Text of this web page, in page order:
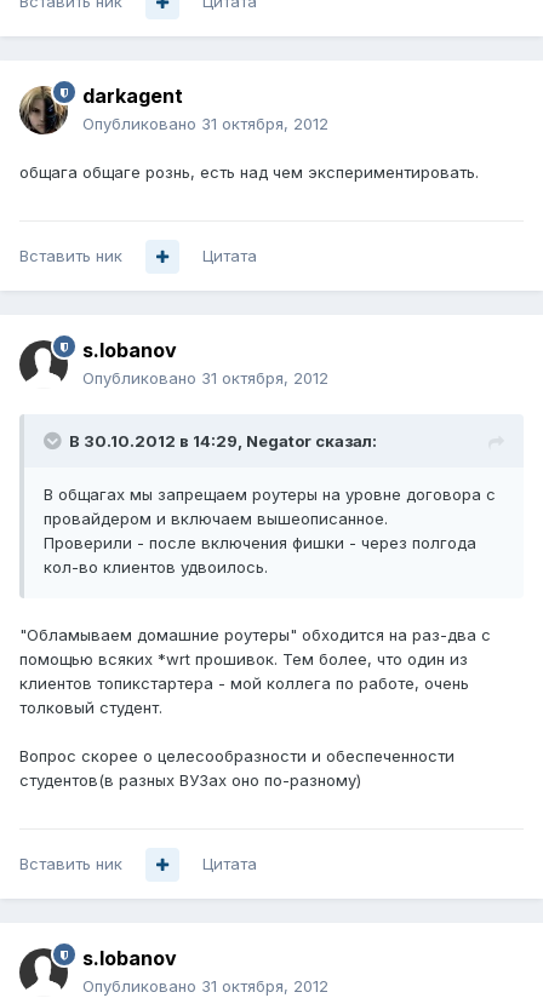
darkagent
Опубликовано 31 октября, 2012
общага общаге рознь, есть над чем экспериментировать.
Вставить ник Цитата
s.lobanov
Опубликовано 31 октября, 2012
В 30.10.2012 в 14:29, Negator сказал:
В общагах мы запрещаем роутеры на уровне договора с
провайдером и включаем вышеописанное.
Проверили - после включения фишки - через полгода
кол-во клиентов удвоилось.
"Обламываем домашние роутеры" обходится на раз-два c
помощью всяких *wrt прошивок. Тем более, что один из
клиентов топикстартера - мой коллега по работе, очень
толковый студент.
Вопрос скорее о целесообразности и обеспеченности
студентов(в разных ВУЗах оно по-разному)
Вставить ник Цитата
s.lobanov
Опубликовано 31 октября, 2012